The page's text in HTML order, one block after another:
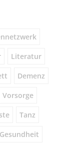
Literatur
Demenz
Vorsorge
Tanz
Gesundheit